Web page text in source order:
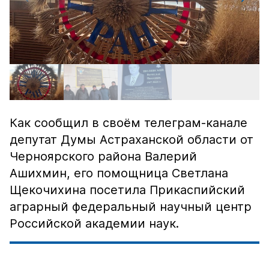
Как сообщил в своём телеграм-канале
депутат Думы Астраханской области от
Черноярского района Валерий
Ашихмин, его помощница Светлана
Щекочихина посетила Прикаспийский
аграрный федеральный научный центр
Российской академии наук.